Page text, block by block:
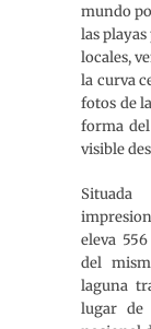
mundo
las
locales,
la curva
fotos de
forma
visible
eleva
del
laguna
lugar de